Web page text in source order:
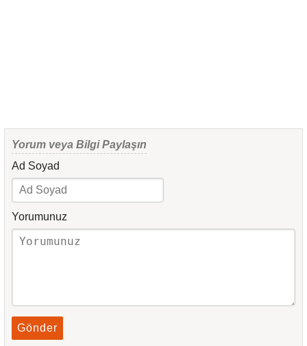
Yorum veya Bilgi Paylaşın
Ad Soyad
Yorumunuz
Gönder